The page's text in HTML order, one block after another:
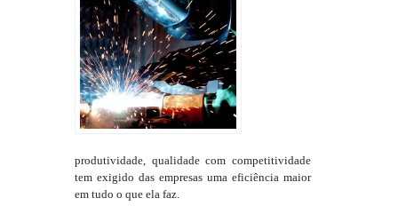
produtividade, qualidade com competitividade
tem exigido das empresas uma eficiência maior
em tudo o que ela faz.